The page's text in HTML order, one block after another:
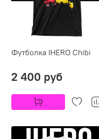
Футболка IHERO Chibi
2 400 руб